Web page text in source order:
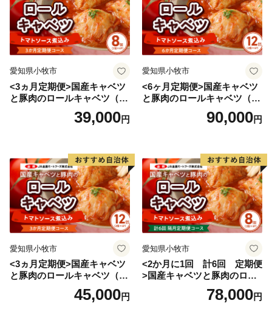
す。
愛知県小牧市
<3ヵ月定期便>国産キャベツ
と豚肉のロールキャベツ（4P
39,000円
愛知県小牧市
<6ヶ月定期便>国産キャベツ
と豚肉のロールキャベツ（6P
90,000円
愛知県小牧市
<3ヵ月定期便>国産キャベツ
と豚肉のロールキャベツ（6P
45,000円
愛知県小牧市
<2か月に1回 計6回 定期便
>国産キャベツと豚肉のロー
ルキャベツ（4P入り）
78,000円